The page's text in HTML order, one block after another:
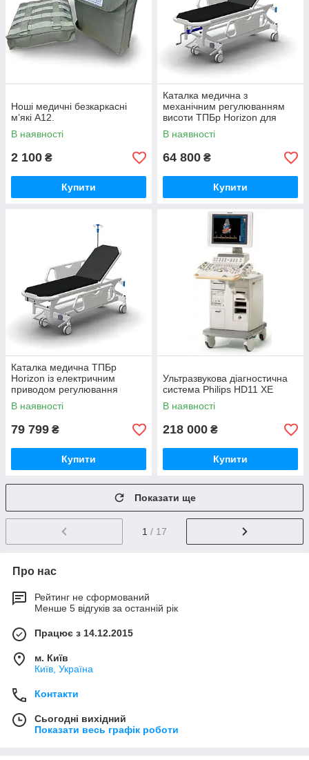
Ноші медичні безкаркасні
мʼякі А12.
В наявності
2 100 ₴
Купити
Каталка медична з
механічним регулюванням
висоти ТПБр Horizon для
перевезення пацієнтів.
В наявності
64 800 ₴
Купити
Каталка медична ТПБр
Horizon із електричним
приводом регулювання
висоти для перевезення
пацієнтів.
В наявності
79 799 ₴
Купити
Ультразвукова діагностична
система Philips HD11 XE
В наявності
218 000 ₴
Купити
Показати ще
1 / 17
Про нас
Рейтинг не сформований
Менше 5 відгуків за останній рік
Працює з 14.12.2015
м. Київ
Київ, Україна
Контакти
Сьогодні вихідний
Показати весь графік роботи